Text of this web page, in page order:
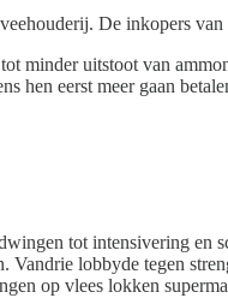
De inkopers
minder uitstoot van
eerst meer gaan
tot intensivering
lobbyde tegen
op vlees lokken